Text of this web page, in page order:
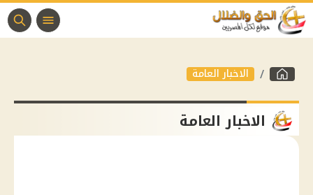
الاخبار العامة
الاخبار العامة